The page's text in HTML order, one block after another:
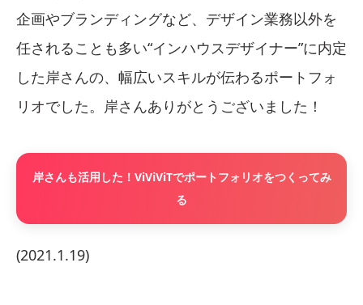
企画やブランディングなど、デザイン業務以外を
任されることも多い“インハウスデザイナー”に内定
した岸さんの、幅広いスキルが伝わるポートフォ
リオでした。岸さんありがとうございました！
岸さんも活用した！ViViViTでポートフォリオをつくってみ
る
(2021.1.19)